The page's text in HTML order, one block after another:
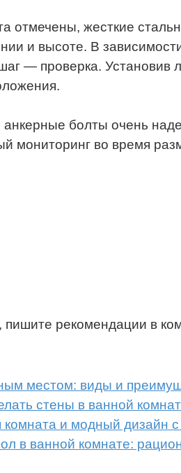
отмечены, жесткие
и высоте. В
— проверка. Установив
болты очень
мониторинг во время
пишите рекомендации в
местом: виды и
стены в ванной
комната и модный дизайн
в ванной комнате: